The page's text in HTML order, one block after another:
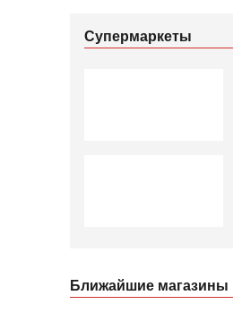
Супермаркеты
Ближайшие магазины